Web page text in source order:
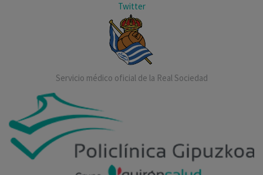
Twitter
Servicio médico oficial de la Real Sociedad